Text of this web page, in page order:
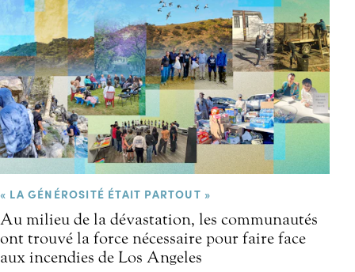
« LA GÉNÉROSITÉ ÉTAIT PARTOUT »
Au milieu de la dévastation, les communautés
ont trouvé la force nécessaire pour faire face
aux incendies de Los Angeles